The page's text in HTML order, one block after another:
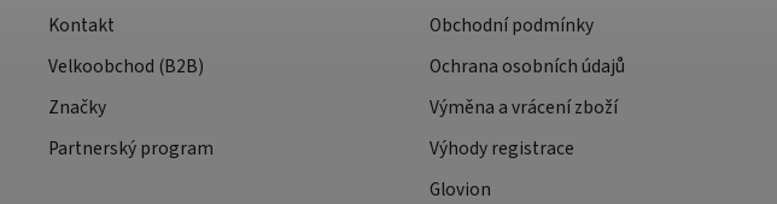
Kontakt
Velkoobchod (B2B)
Značky
Partnerský program
Obchodní podmínky
Ochrana osobních údajů
Výměna a vrácení zboží
Výhody registrace
Glovion